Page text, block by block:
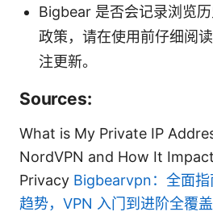
Bigbear 是否会记录浏览
政策，请在使用前仔细阅
注更新。
Sources:
What is My Private IP
NordVPN and How It
Privacy Bigbearvpn：全面
趋势，VPN 入门到进阶全覆盖